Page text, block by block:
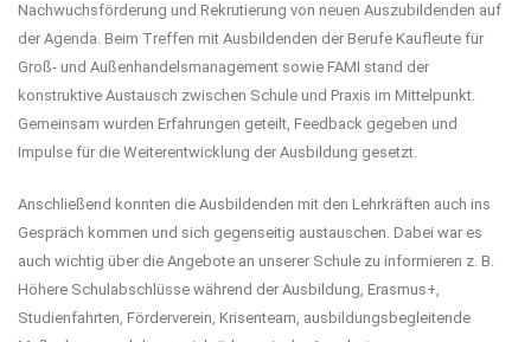
Nachwuchsförderung und Rekrutierung von neuen Auszubildenden auf
der Agenda. Beim Treffen mit Ausbildenden der Berufe Kaufleute für
Groß- und Außenhandelsmanagement sowie FAMI stand der
konstruktive Austausch zwischen Schule und Praxis im Mittelpunkt.
Gemeinsam wurden Erfahrungen geteilt, Feedback gegeben und
Impulse für die Weiterentwicklung der Ausbildung gesetzt.
Anschließend konnten die Ausbildenden mit den Lehrkräften auch ins
Gespräch kommen und sich gegenseitig austauschen. Dabei war es
auch wichtig über die Angebote an unserer Schule zu informieren z. B.
Höhere Schulabschlüsse während der Ausbildung, Erasmus+,
Studienfahrten, Förderverein, Krisenteam, ausbildungsbegleitende